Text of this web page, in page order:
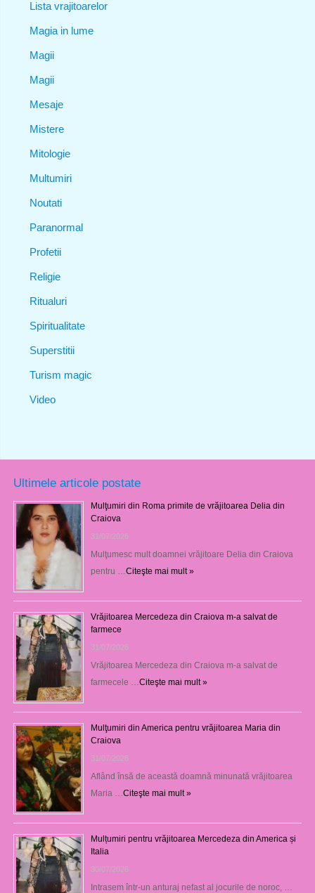
Lista vrajitoarelor
Magia in lume
Magii
Magii
Mesaje
Mistere
Mitologie
Multumiri
Noutati
Paranormal
Profetii
Religie
Ritualuri
Spiritualitate
Superstitii
Turism magic
Video
Ultimele articole postate
Mulţumiri din Roma primite de vrăjitoarea Delia din
Craiova
31/07/2026
Mulţumesc mult doamnei vrăjitoare Delia din Craiova
pentru … Citeşte mai mult »
Vrăjitoarea Mercedeza din Craiova m-a salvat de
farmece
31/07/2026
Vrăjitoarea Mercedeza din Craiova m-a salvat de
farmecele … Citeşte mai mult »
Mulţumiri din America pentru vrăjitoarea Maria din
Craiova
31/07/2026
Aflând însă de această doamnă minunată vrăjitoarea
Maria … Citeşte mai mult »
Mulțumiri pentru vrăjitoarea Mercedeza din America și
Italia
30/07/2026
Intrasem într-un anturaj nefast al jocurile de noroc, …